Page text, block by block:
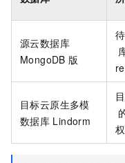
源云数据库
MongoDB 版
目标云原生多模
数据库 Lindorm